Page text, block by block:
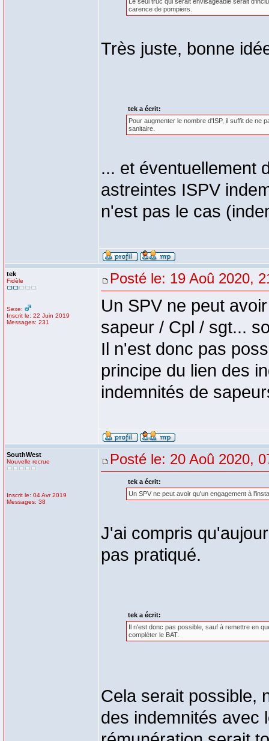
carence de pompiers.
Très juste, bonne
tek a écrit:
Pour augmenter le nombre d'ISP, il suffit de ne
sanitaire.
... et éventuellement
astreintes ISPV
n'est pas le cas
tek
Fidèle
Sexe:
Inscrit le: 22 Juin 2019
Messages: 231
Posté le: 19 Aoû 2020,
Un SPV ne peut
sapeur / Cpl / sgt...
Il n'est donc pas
principe du lien des
indemnités de
SouthWest
Nouvelle recrue
Inscrit le: 04 Avr 2019
Messages: 38
Posté le: 20 Aoû 2020,
tek a écrit:
Un SPV ne peut avoir qu'un engagement à
J'ai compris
pas pratiqué.
tek a écrit:
Il n'est donc pas possible, sauf à remettre en
compléter le BAT.
Cela serait possible,
des indemnités avec